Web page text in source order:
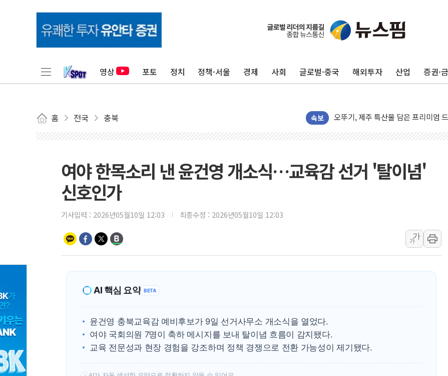
영상 포토 정치 정책·서울 경제 사회 글로벌·중국 해외투자 산업 증권·
홈 전국 충북 속보
풀무원푸드머스, 의정부시와 손 잡
카카오, 2분기 영업이익 2270억원...
신세계푸드, 국내산 멜론 활용한 베
예멘 후티 반군 "아덴만서 사우디 유
신세계사이먼, 전국 아울렛서 '썸머
외국인 국내 주식 316억달러 팔았지
정동영 '2국가론' 제동 걸리나...李
LF 아떼, 미국 매출 42배 '점프'…K-
"곤드레도 AI로 판다"…성신여대,
공개 사의 정성호에 "잘 버티라"
[금/유가] 국채금리 하락·이란 협
[장욱희의 중장년 취업에세이] 여성
[오늘날씨] 한낮 39도 폭염 계속…전
[브라질증시] 금리 인하 기대에도
한경협 "에너지 위기 반복…탈탄소
여야 한목소리 낸 윤건영 개소식…교육감 선거 '탈이념'
신호인가
기사입력 : 2026년05월10일 12:03 최종수정 : 2026년05월10일 12:03
가
가
AI 핵심 요약 BETA
윤건영 충북교육감 예비후보가 9일 선거사무소 개소식을 열었다.
여야 국회의원 7명이 축하 메시지를 보내 탈이념 흐름이 감지됐다.
교육 전문성과 현장 경험을 강조하며 정책 경쟁으로 전환 가능성이 제기됐다.